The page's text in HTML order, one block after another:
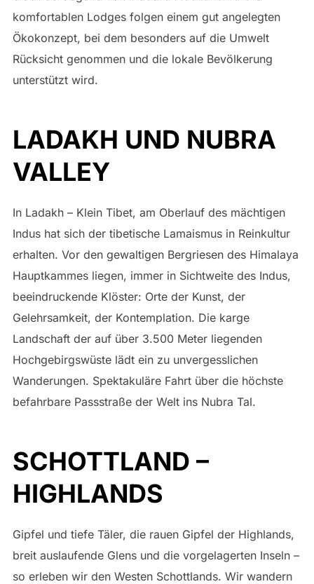
komfortablen Lodges folgen einem gut angelegten
Ökokonzept, bei dem besonders auf die Umwelt
Rücksicht genommen und die lokale Bevölkerung
unterstützt wird.
LADAKH UND NUBRA
VALLEY
In Ladakh – Klein Tibet, am Oberlauf des mächtigen
Indus hat sich der tibetische Lamaismus in Reinkultur
erhalten. Vor den gewaltigen Bergriesen des Himalaya
Hauptkammes liegen, immer in Sichtweite des Indus,
beeindruckende Klöster: Orte der Kunst, der
Gelehrsamkeit, der Kontemplation. Die karge
Landschaft der auf über 3.500 Meter liegenden
Hochgebirgswüste lädt ein zu unvergesslichen
Wanderungen. Spektakuläre Fahrt über die höchste
befahrbare Passstraße der Welt ins Nubra Tal.
SCHOTTLAND –
HIGHLANDS
Gipfel und tiefe Täler, die rauen Gipfel der Highlands,
breit auslaufende Glens und die vorgelagerten Inseln –
so erleben wir den Westen Schottlands. Wir wandern